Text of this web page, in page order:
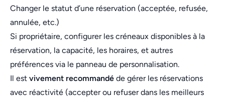
Changer le statut d’une réservation (acceptée, refusée,
annulée, etc.)
Si propriétaire, configurer les créneaux disponibles à la
réservation, la capacité, les horaires, et autres
préférences via le panneau de personnalisation.
Il est vivement recommandé de gérer les réservations
avec réactivité (accepter ou refuser dans les meilleurs